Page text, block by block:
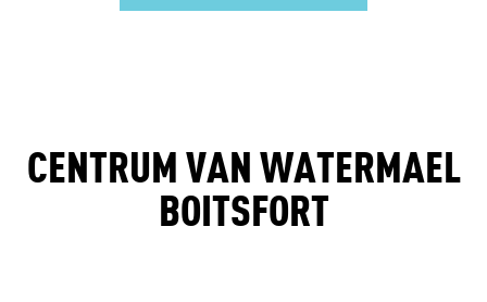
CENTRUM VAN WATERMAEL
BOITSFORT